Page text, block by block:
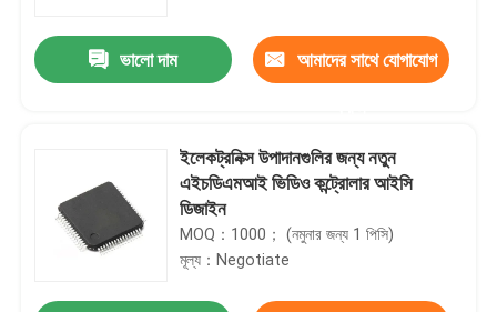
ভালো দাম আমাদের সাথে যোগাযোগ
ইলেকট্রনিক্স উপাদানগুলির জন্য নতুন
এইচডিএমআই ভিডিও কন্ট্রোলার আইসি
ডিজাইন
MOQ：1000； (নমুনার জন্য 1 পিসি)
মূল্য：Negotiate